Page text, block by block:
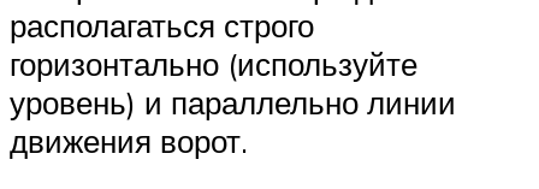
располагаться строго
горизонтально (используйте
уровень) и параллельно линии
движения ворот.